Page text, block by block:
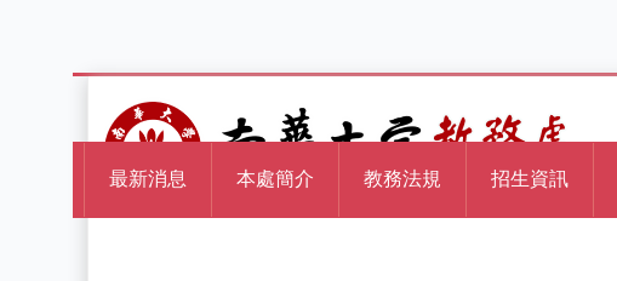
最新消息 本處簡介 教務法規 招生資訊